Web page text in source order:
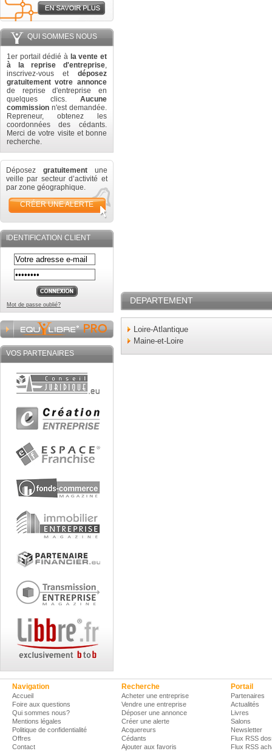
QUI SOMMES NOUS
1er portail dédié à la vente et
à la reprise d'entreprise,
inscrivez-vous et déposez
gratuitement votre annonce
de reprise d'entreprise en
quelques clics. Aucune
commission n'est demandée.
Repreneur, obtenez les
coordonnées des cédants.
Merci de votre visite et bonne
recherche.
Déposez gratuitement une
veille par secteur d’activité et
par zone géographique.
CRÉER UNE ALERTE
IDENTIFICATION CLIENT
Mot de passe oublié?
VOS PARTENAIRES
DEPARTEMENT
Loire-Atlantique
Maine-et-Loire
Navigation
Accueil
Foire aux questions
Qui sommes nous?
Mentions légales
Politique de confidentialité
Offres
Contact
Recherche
Acheter une entreprise
Vendre une entreprise
Déposer une annonce
Créer une alerte
Acquereurs
Cédants
Ajouter aux favoris
Portail
Partenaires
Actualités
Livres
Salons
Newsletter
Flux RSS
Flux RSS